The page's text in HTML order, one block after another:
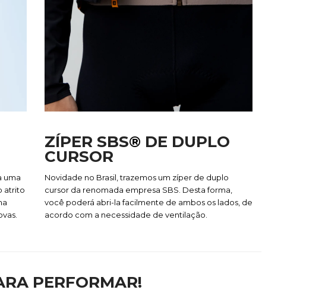
uma
atrito
ZÍPER SBS® DE DUPLO
CURSOR
Novidade no Brasil, trazemos um zíper de duplo
cursor da renomada empresa SBS. Desta forma,
você poderá abri-la facilmente de ambos os lados, de
acordo com a necessidade de ventilação.
PERFORMAR!